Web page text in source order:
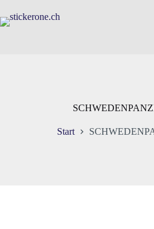
Inhalt
springen
Start